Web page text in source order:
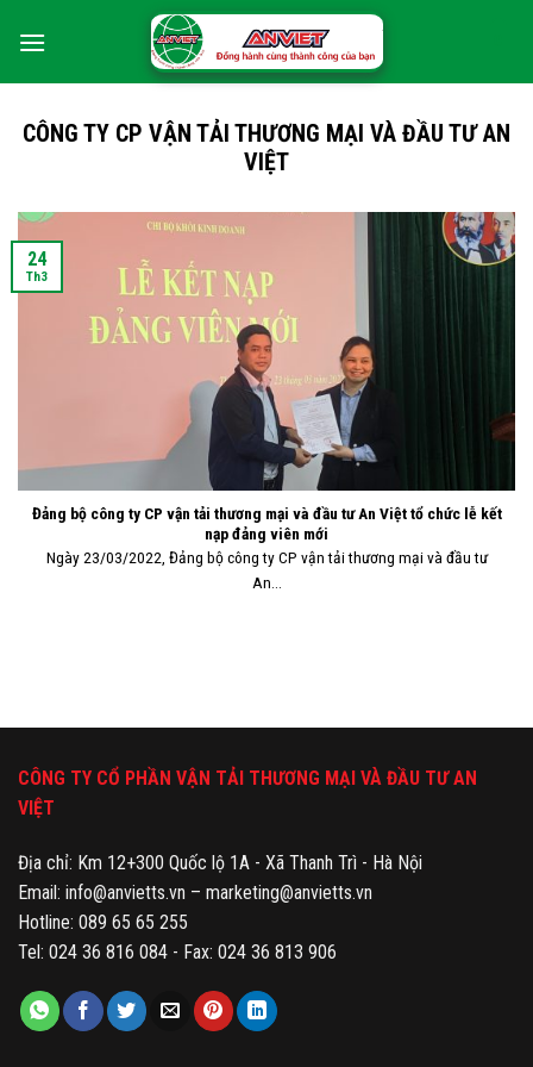
CÔNG TY CP VẬN TẢI THƯƠNG MẠI VÀ ĐẦU TƯ AN
VIỆT
Đảng bộ công ty CP vận tải thương mại và đầu tư An Việt tổ chức lễ kết
nạp đảng viên mới
Ngày 23/03/2022, Đảng bộ công ty CP vận tải thương mại và đầu tư
An...
24
Th3
CÔNG TY CỔ PHẦN VẬN TẢI THƯƠNG MẠI VÀ ĐẦU TƯ AN
VIỆT
Địa chỉ: Km 12+300 Quốc lộ 1A - Xã Thanh Trì - Hà Nội
Email: info@anvietts.vn – marketing@anvietts.vn
Hotline: 089 65 65 255
Tel: 024 36 816 084 - Fax: 024 36 813 906